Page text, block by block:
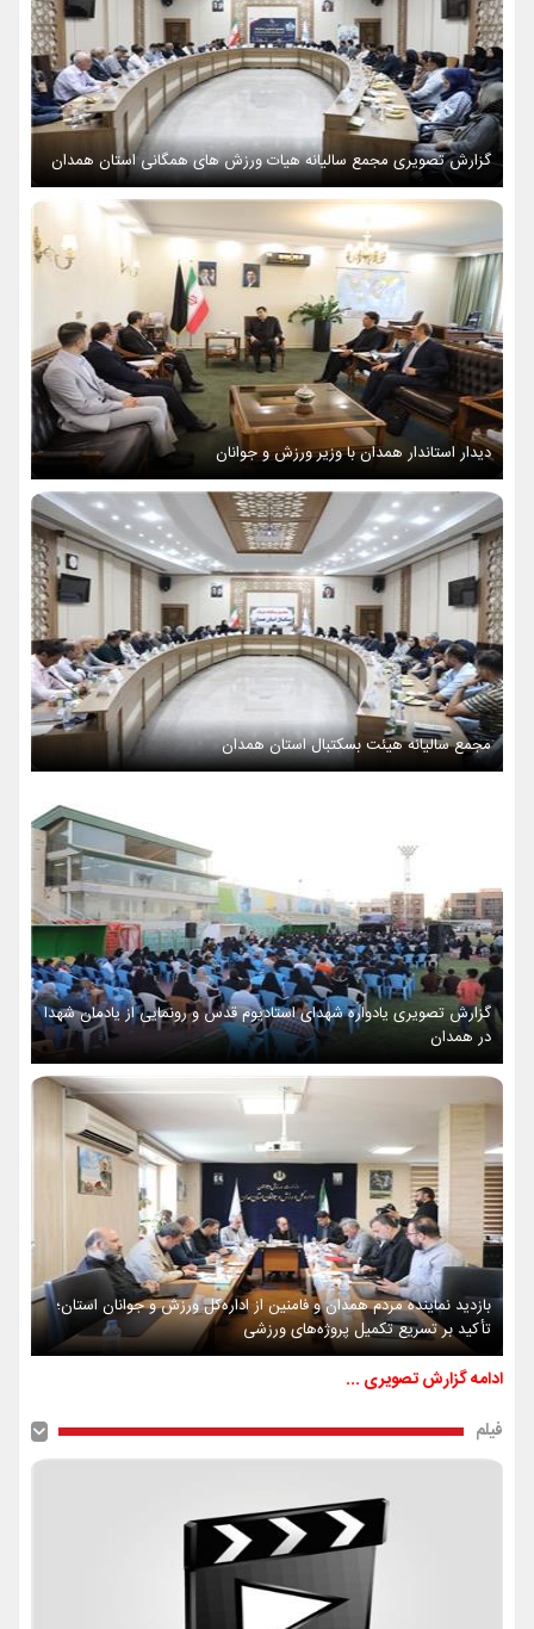
گزارش تصویری مجمع سالیانه هیات ورزش های همگانی استان همدان
دیدار استاندار همدان با وزیر ورزش و جوانان
مجمع سالیانه هیئت بسکتبال استان همدان
گزارش تصویری یادواره شهدای استادیوم قدس و رونمایی از یادمان شهدا
در همدان
بازدید نماینده مردم همدان و فامنین از اداره‌کل ورزش و جوانان استان؛
تأکید بر تسریع تکمیل پروژه‌های ورزشی
ادامه گزارش تصویری ...
فیلم